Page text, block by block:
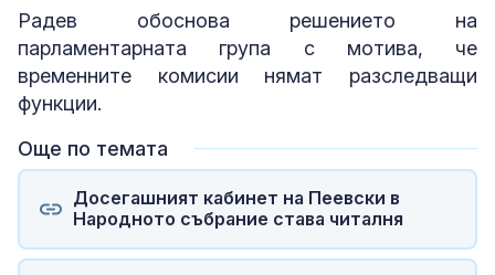
Радев обоснова решението на
парламентарната група с мотива, че
временните комисии нямат разследващи
функции.
Още по темата
Досегашният кабинет на Пеевски в
Народното събрание става читалня